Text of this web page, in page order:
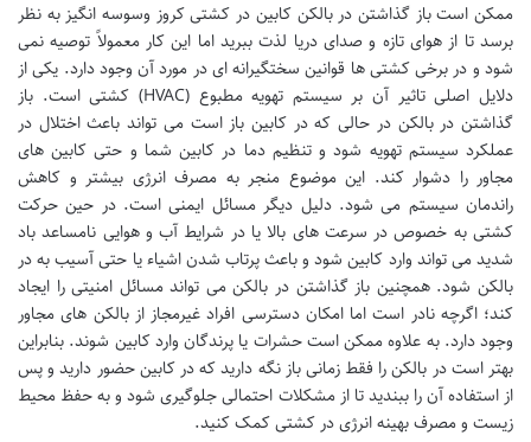
ممکن است باز گذاشتن در بالکن کابین در کشتی کروز وسوسه انگیز به نظر
برسد تا از هوای تازه و صدای دریا لذت ببرید اما این کار معمولاً توصیه نمی
شود و در برخی کشتی ها قوانین سختگیرانه ای در مورد آن وجود دارد. یکی از
دلایل اصلی تاثیر آن بر سیستم تهویه مطبوع (HVAC) کشتی است. باز
گذاشتن در بالکن در حالی که در کابین باز است می تواند باعث اختلال در
عملکرد سیستم تهویه شود و تنظیم دما در کابین شما و حتی کابین های
مجاور را دشوار کند. این موضوع منجر به مصرف انرژی بیشتر و کاهش
راندمان سیستم می شود. دلیل دیگر مسائل ایمنی است. در حین حرکت
کشتی به خصوص در سرعت های بالا یا در شرایط آب و هوایی نامساعد باد
شدید می تواند وارد کابین شود و باعث پرتاب شدن اشیاء یا حتی آسیب به در
بالکن شود. همچنین باز گذاشتن در بالکن می تواند مسائل امنیتی را ایجاد
کند؛ اگرچه نادر است اما امکان دسترسی افراد غیرمجاز از بالکن های مجاور
وجود دارد. به علاوه ممکن است حشرات یا پرندگان وارد کابین شوند. بنابراین
بهتر است در بالکن را فقط زمانی باز نگه دارید که در کابین حضور دارید و پس
از استفاده آن را ببندید تا از مشکلات احتمالی جلوگیری شود و به حفظ محیط
زیست و مصرف بهینه انرژی در کشتی کمک کنید.